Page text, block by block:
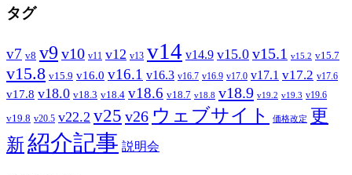
タグ
v7 v8 v9 v10 v11 v12 v13 v14 v14.9 v15.0 v15.1 v15.2 v15.7
v15.8 v15.9 v16.0 v16.1 v16.3 v16.7 v16.9 v17.0 v17.1 v17.2 v17.6
v17.8 v18.0 v18.3 v18.4 v18.6 v18.7 v18.8 v18.9 v19.2 v19.3 v19.6
v19.8 v20.5 v22.2 v25 v26 ウェブサイト 価格改定 更
新 紹介記事 説明会